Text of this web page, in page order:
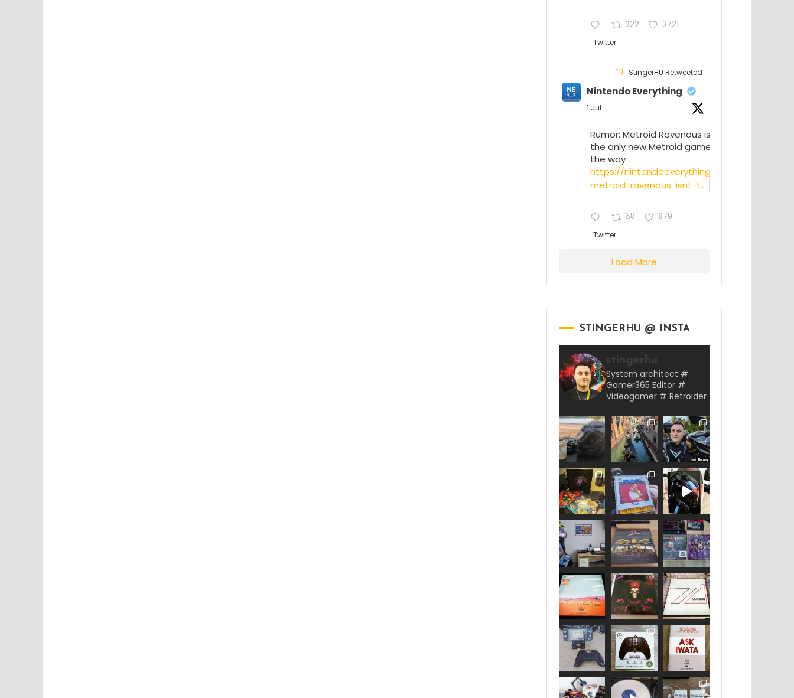
322 3721
Twitter
StingerHU Retweeted
Nintendo Everything
1 Jul
Rumor: Metroid Ravenous isn’t
the only new Metroid game on
the way
https://nintendoeverything.com/rumor-
metroid-ravenous-isnt-t...
68 879
Twitter
Load More
STINGERHU @ INSTA
stingerhu
System architect #
Gamer365 Editor #
Videogamer # Retroider